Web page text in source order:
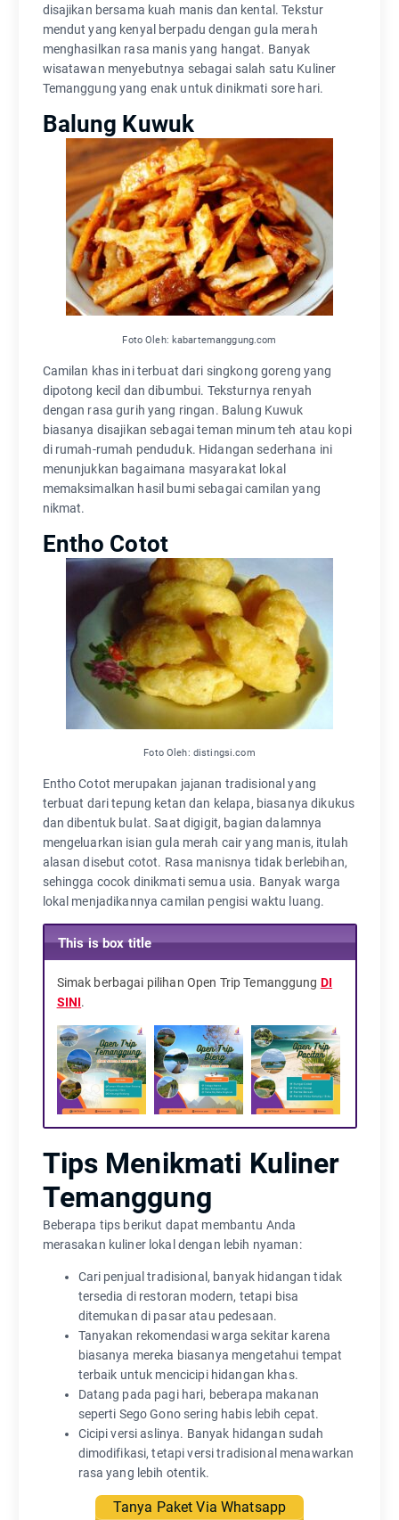
disajikan bersama kuah manis dan kental. Tekstur
mendut yang kenyal berpadu dengan gula merah
menghasilkan rasa manis yang hangat. Banyak
wisatawan menyebutnya sebagai salah satu Kuliner
Temanggung yang enak untuk dinikmati sore hari.
Balung Kuwuk
Foto Oleh: kabartemanggung.com
Camilan khas ini terbuat dari singkong goreng yang
dipotong kecil dan dibumbui. Teksturnya renyah
dengan rasa gurih yang ringan. Balung Kuwuk
biasanya disajikan sebagai teman minum teh atau kopi
di rumah-rumah penduduk. Hidangan sederhana ini
menunjukkan bagaimana masyarakat lokal
memaksimalkan hasil bumi sebagai camilan yang
nikmat.
Entho Cotot
Foto Oleh: distingsi.com
Entho Cotot merupakan jajanan tradisional yang
terbuat dari tepung ketan dan kelapa, biasanya dikukus
dan dibentuk bulat. Saat digigit, bagian dalamnya
mengeluarkan isian gula merah cair yang manis, itulah
alasan disebut cotot. Rasa manisnya tidak berlebihan,
sehingga cocok dinikmati semua usia. Banyak warga
lokal menjadikannya camilan pengisi waktu luang.
This is box title
Simak berbagai pilihan Open Trip Temanggung DI
SINI.
Tips Menikmati Kuliner
Temanggung
Beberapa tips berikut dapat membantu Anda
merasakan kuliner lokal dengan lebih nyaman:
Cari penjual tradisional, banyak hidangan tidak
tersedia di restoran modern, tetapi bisa
ditemukan di pasar atau pedesaan.
Tanyakan rekomendasi warga sekitar karena
biasanya mereka biasanya mengetahui tempat
terbaik untuk mencicipi hidangan khas.
Datang pada pagi hari, beberapa makanan
seperti Sego Gono sering habis lebih cepat.
Cicipi versi aslinya. Banyak hidangan sudah
dimodifikasi, tetapi versi tradisional menawarkan
rasa yang lebih otentik.
Tanya Paket Via Whatsapp